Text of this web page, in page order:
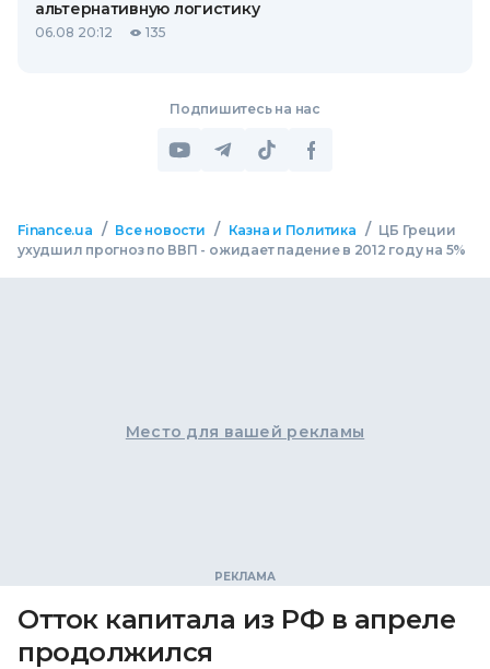
альтернативную логистику
06.08 20:12 135
Подпишитесь на нас
Finance.ua / Все новости / Казна и Политика / ЦБ Греции
ухудшил прогноз по ВВП - ожидает падение в 2012 году на 5%
Место для вашей рекламы
Отток капитала из РФ в апреле
продолжился